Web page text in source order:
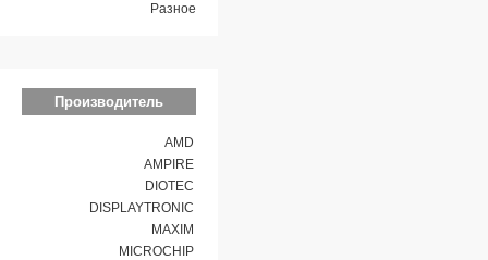
Разное
Производитель
AMD
AMPIRE
DIOTEC
DISPLAYTRONIC
MAXIM
MICROCHIP